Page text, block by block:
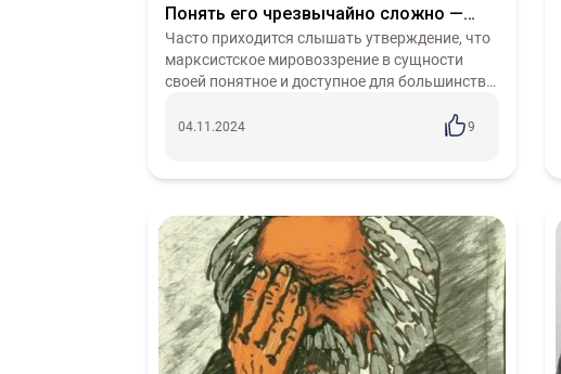
Понять его чрезвычайно сложно —
хотя многие утверждают обратное
Часто приходится слышать утверждение, что
марксистское мировоззрение в сущности
своей понятное и доступное для большинства
в изучении, как гражданин осознае...
04.11.2024 9